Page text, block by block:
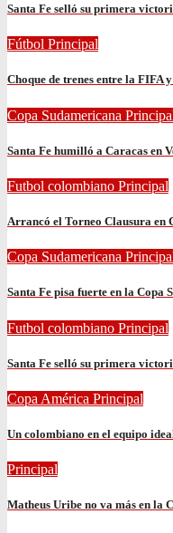
Santa Fe selló su primera
Fútbol Principal
Choque de trenes entre la FIFA
Copa Sudamericana
Santa Fe humilló a Caracas en
Futbol colombiano Principal
Arrancó el Torneo Clausura en
Copa Sudamericana
Santa Fe pisa fuerte en la Copa
Futbol colombiano Principal
Santa Fe selló su primera
Copa América Principal
Un colombiano en el equipo
Principal
Matheus Uribe no va más en la